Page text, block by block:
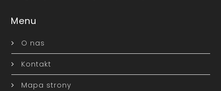
Menu
O nas
Kontakt
Mapa strony